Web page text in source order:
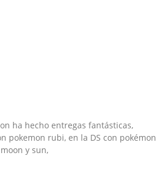
ha hecho entregas fantásticas,
pokemon rubi, en la DS con pokémon
y sun,